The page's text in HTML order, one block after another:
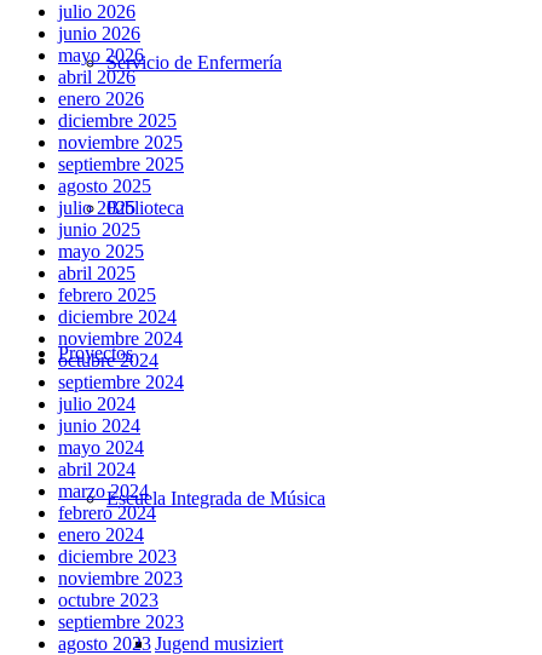
Servicio de Enfermería
Biblioteca
Proyectos
Escuela Integrada de Música
Jugend musiziert
julio 2026
junio 2026
mayo 2026
abril 2026
enero 2026
diciembre 2025
noviembre 2025
septiembre 2025
agosto 2025
julio 2025
junio 2025
mayo 2025
abril 2025
febrero 2025
diciembre 2024
noviembre 2024
octubre 2024
septiembre 2024
julio 2024
junio 2024
mayo 2024
abril 2024
marzo 2024
febrero 2024
enero 2024
diciembre 2023
noviembre 2023
octubre 2023
septiembre 2023
agosto 2023